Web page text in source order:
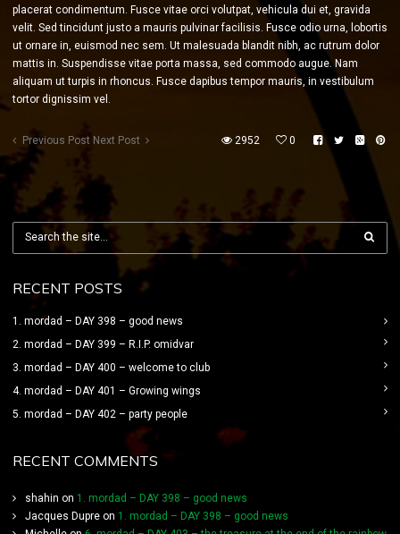
placerat condimentum. Fusce vitae orci volutpat, vehicula dui et, gravida
velit. Sed tincidunt justo a mauris pulvinar facilisis. Fusce odio urna, lobortis
ut ornare in, euismod nec sem. Ut malesuada blandit nibh, ac rutrum dolor
mattis in. Suspendisse vitae porta massa, sed commodo augue. Nam
aliquam ut turpis in rhoncus. Fusce dapibus tempor mauris, in vestibulum
tortor dignissim vel.
Previous Post Next Post 2952 0
RECENT POSTS
1. mordad – DAY 398 – good news
2. mordad – DAY 399 – R.I.P. omidvar
3. mordad – DAY 400 – welcome to club
4. mordad – DAY 401 – Growing wings
5. mordad – DAY 402 – party people
RECENT COMMENTS
shahin on 1. mordad – DAY 398 – good news
Jacques Dupre on 1. mordad – DAY 398 – good news